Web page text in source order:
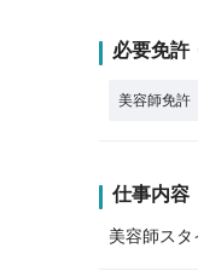
必要免許
美容師免許
仕事内容
美容師スタ